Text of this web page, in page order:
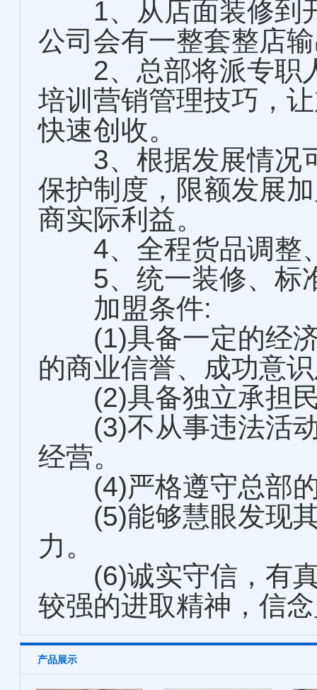
1、从店面装修到
公司会有一整套整店
2、总部将派专职
培训营销管理技巧，
快速创收。
3、根据发展情况
保护制度，限额发展
商实际利益。
4、全程货品调整
5、统一装修、标
加盟条件:
(1)具备一定的经济
的商业信誉、成功意
(2)具备独立承担民
(3)不从事违法活动
经营。
(4)严格遵守总部的
(5)能够慧眼发现其
力。
(6)诚实守信，有真
较强的进取精神，信
产品展示